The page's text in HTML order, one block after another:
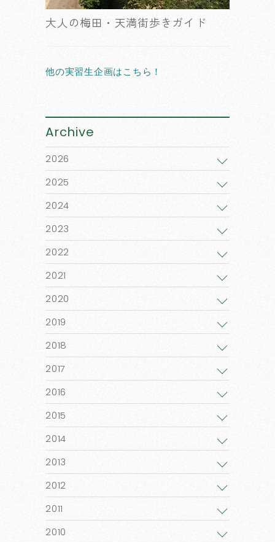
大人の梅田・天満街歩きガイド
他の実習生企画はこちら！
Archive
2026
2025
2024
2023
2022
2021
2020
2019
2018
2017
2016
2015
2014
2013
2012
2011
2010